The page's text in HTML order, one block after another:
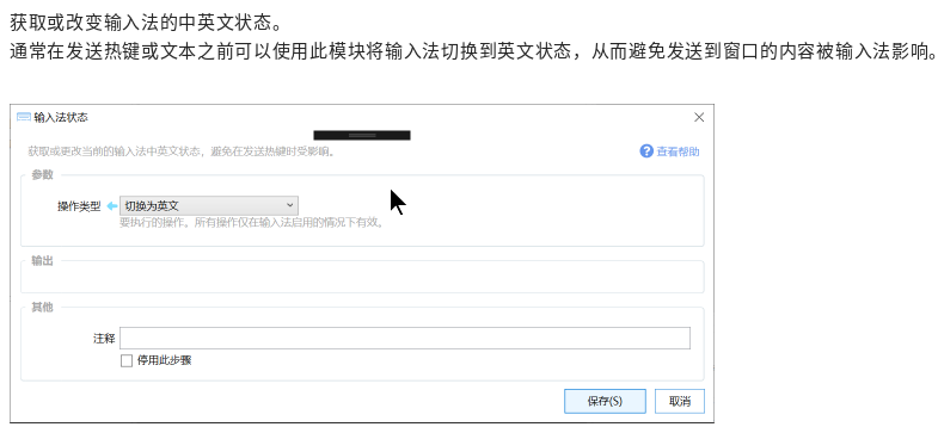
获取或改变输入法的中英文状态。
通常在发送热键或文本之前可以使用此模块将输入法切换到英文状态，从而避免发送到窗口的内容被输入法影响。